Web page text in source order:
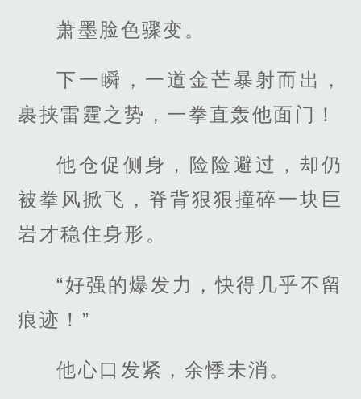
萧墨脸色骤变。
下一瞬，一道金芒暴射而出，
裹挟雷霆之势，一拳直轰他面门！
他仓促侧身，险险避过，却仍
被拳风掀飞，脊背狠狠撞碎一块巨
岩才稳住身形。
“好强的爆发力，快得几乎不留
痕迹！”
他心口发紧，余悸未消。